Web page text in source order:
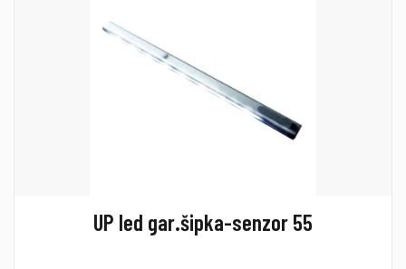
UP led gar.šipka-senzor 55